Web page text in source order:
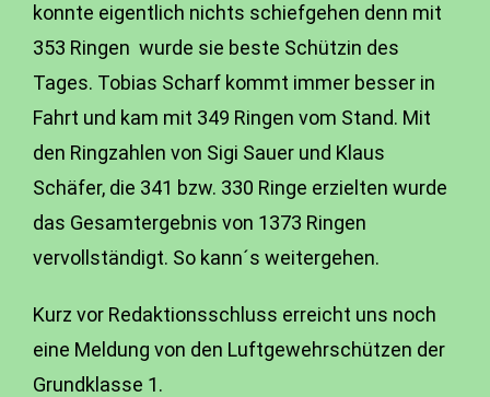
konnte eigentlich nichts schiefgehen denn mit
353 Ringen wurde sie beste Schützin des
Tages. Tobias Scharf kommt immer besser in
Fahrt und kam mit 349 Ringen vom Stand. Mit
den Ringzahlen von Sigi Sauer und Klaus
Schäfer, die 341 bzw. 330 Ringe erzielten wurde
das Gesamtergebnis von 1373 Ringen
vervollständigt. So kann´s weitergehen.
Kurz vor Redaktionsschluss erreicht uns noch
eine Meldung von den Luftgewehrschützen der
Grundklasse 1.